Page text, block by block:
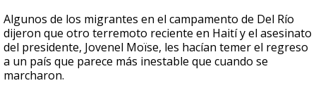
Algunos de los migrantes en el campamento de Del Río
dijeron que otro terremoto reciente en Haití y el asesinato
del presidente, Jovenel Moïse, les hacían temer el regreso
a un país que parece más inestable que cuando se
marcharon.